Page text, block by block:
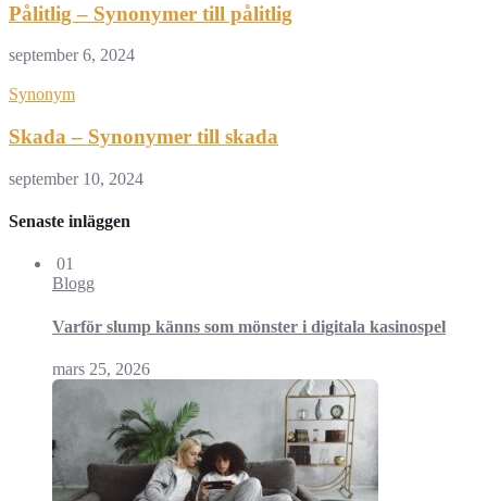
Pålitlig – Synonymer till pålitlig
september 6, 2024
Synonym
Skada – Synonymer till skada
september 10, 2024
Senaste inläggen
01
Blogg
Varför slump känns som mönster i digitala kasinospel
mars 25, 2026